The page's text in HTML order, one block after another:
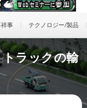
事 テクノロジー/製品
トラックの輸